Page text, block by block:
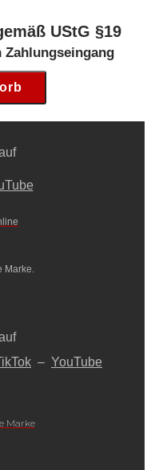
UStG §19
– YouTube
Marke